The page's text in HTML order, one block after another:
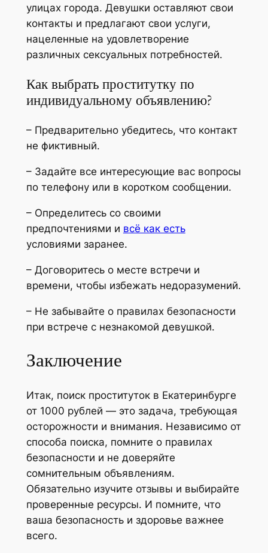
улицах города. Девушки оставляют свои
контакты и предлагают свои услуги,
нацеленные на удовлетворение
различных сексуальных потребностей.
Как выбрать проститутку по
индивидуальному объявлению?
– Предварительно убедитесь, что контакт
не фиктивный.
– Задайте все интересующие вас вопросы
по телефону или в коротком сообщении.
– Определитесь со своими
предпочтениями и всё как есть
условиями заранее.
– Договоритесь о месте встречи и
времени, чтобы избежать недоразумений.
– Не забывайте о правилах безопасности
при встрече с незнакомой девушкой.
Заключение
Итак, поиск проституток в Екатеринбурге
от 1000 рублей — это задача, требующая
осторожности и внимания. Независимо от
способа поиска, помните о правилах
безопасности и не доверяйте
сомнительным объявлениям.
Обязательно изучите отзывы и выбирайте
проверенные ресурсы. И помните, что
ваша безопасность и здоровье важнее
всего.